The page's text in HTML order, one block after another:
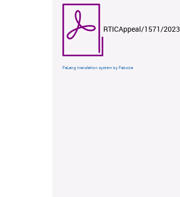
RTICAppeal/1571/2023
FaLang translation system by Faboba